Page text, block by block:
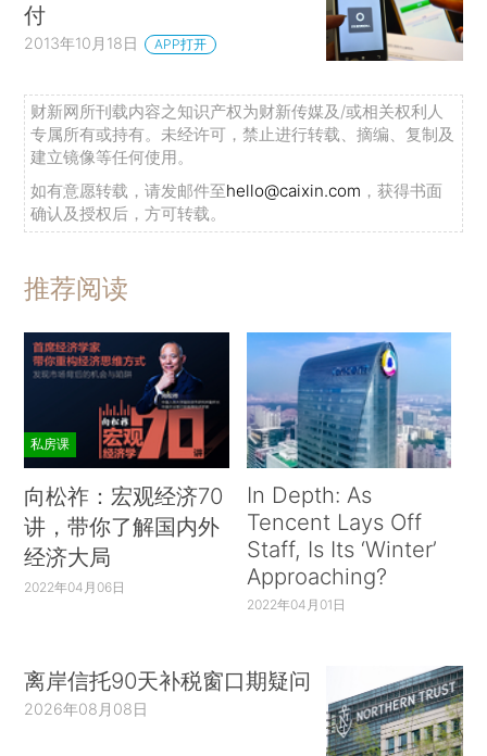
付
2013年10月18日 APP打开
财新网所刊载内容之知识产权为财新传媒及/或相关权利人
专属所有或持有。未经许可，禁止进行转载、摘编、复制及
建立镜像等任何使用。
如有意愿转载，请发邮件至hello@caixin.com ，获得书面
确认及授权后，方可转载。
推荐阅读
私房课
向松祚：宏观经济70
讲，带你了解国内外
经济大局
2022年04月06日
In Depth: As
Tencent Lays Off
Staff, Is Its ‘Winter’
Approaching?
2022年04月01日
离岸信托90天补税窗口期疑问
2026年08月08日